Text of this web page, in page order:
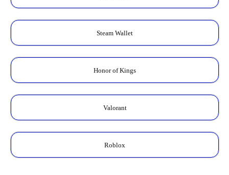
Steam Wallet
Honor of Kings
Valorant
Roblox